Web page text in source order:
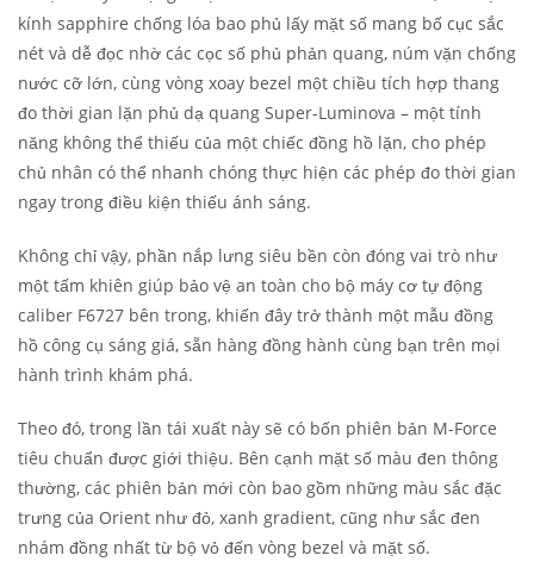
kính sapphire chống lóa bao phủ lấy mặt số mang bố cục sắc
nét và dễ đọc nhờ các cọc số phủ phản quang, núm vặn chống
nước cỡ lớn, cùng vòng xoay bezel một chiều tích hợp thang
đo thời gian lặn phủ dạ quang Super-Luminova – một tính
năng không thể thiếu của một chiếc đồng hồ lặn, cho phép
chủ nhân có thể nhanh chóng thực hiện các phép đo thời gian
ngay trong điều kiện thiếu ánh sáng.
Không chỉ vậy, phần nắp lưng siêu bền còn đóng vai trò như
một tấm khiên giúp bảo vệ an toàn cho bộ máy cơ tự động
caliber F6727 bên trong, khiến đây trở thành một mẫu đồng
hồ công cụ sáng giá, sẵn hàng đồng hành cùng bạn trên mọi
hành trình khám phá.
Theo đó, trong lần tái xuất này sẽ có bốn phiên bản M-Force
tiêu chuẩn được giới thiệu. Bên cạnh mặt số màu đen thông
thường, các phiên bản mới còn bao gồm những màu sắc đặc
trưng của Orient như đỏ, xanh gradient, cũng như sắc đen
nhám đồng nhất từ bộ vỏ đến vòng bezel và mặt số.